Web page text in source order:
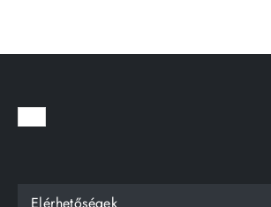
Elérhetőségek